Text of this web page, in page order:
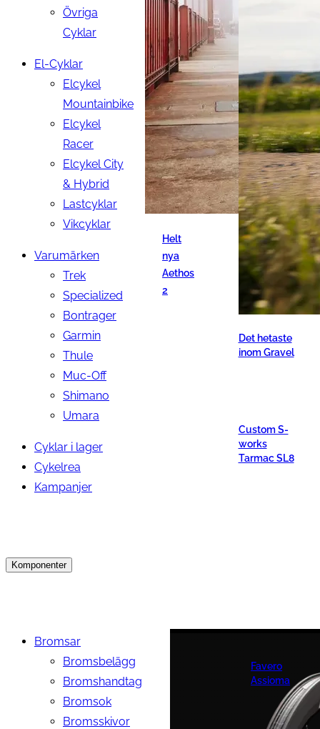
Övriga
Cyklar
El-Cyklar
Elcykel
Mountainbike
Elcykel
Racer
Elcykel City
& Hybrid
Lastcyklar
Vikcyklar
Varumärken
Trek
Specialized
Bontrager
Garmin
Thule
Muc-Off
Shimano
Umara
Cyklar i lager
Cykelrea
Kampanjer
Helt
nya
Aethos
2
Det hetaste
inom Gravel
Custom S-
works
Tarmac SL8
Komponenter
Bromsar
Bromsbelägg
Bromshandtag
Bromsok
Bromsskivor
Favero
Assioma